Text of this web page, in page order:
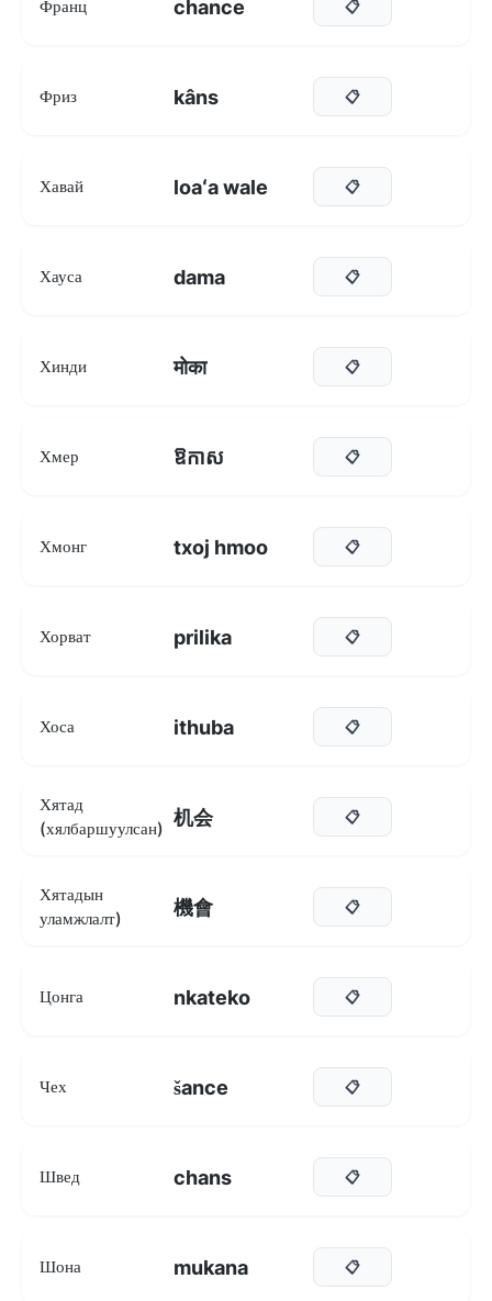
Франц chance 📋
Фриз kâns 📋
Хавай loaʻa wale 📋
Хауса dama 📋
Хинди मोका 📋
Хмер ឱកាស 📋
Хмонг txoj hmoo 📋
Хорват prilika 📋
Хоса ithuba 📋
Хятад
(хялбаршуулсан) 机会 📋
Хятадын
уламжлалт)
機會 📋
Цонга nkateko 📋
Чех šance 📋
Швед chans 📋
Шона mukana 📋